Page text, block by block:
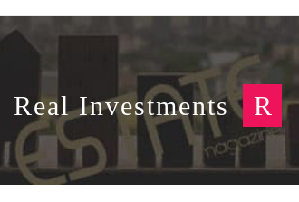
Real Investments R